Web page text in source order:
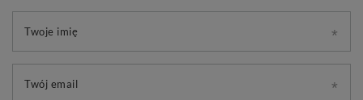
Twoje imię
Twój email